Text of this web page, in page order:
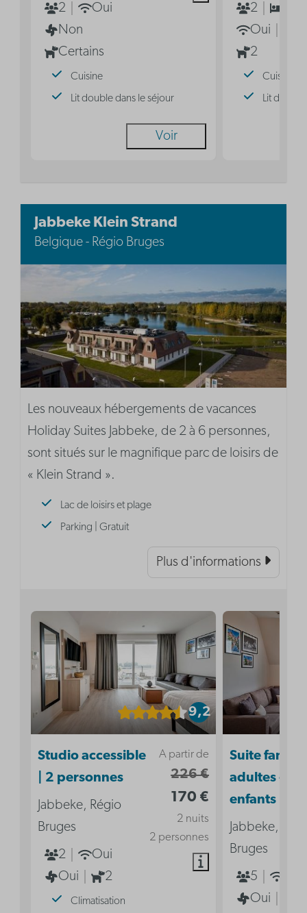
2
Oui
Non
Certains
Cuisine
Lit double dans le séjour
Voir
2
Oui
2
Cuisine
Lit
Jabbeke Klein Strand
Belgique - Régio Bruges
Les nouveaux hébergements de vacances
Holiday Suites Jabbeke, de 2 à 6 personnes,
sont situés sur le magnifique parc de loisirs de
« Klein Strand ».
Lac de loisirs et plage
Parking | Gratuit
Plus d'informations
9,2
A partir de
226 €
170 €
2 nuits
2 personnes
Studio accessible
| 2 personnes
Jabbeke, Régio
Bruges
2
Oui
Oui
2
Climatisation
Suite
adultes - 3
enfants
Jabbeke,
Bruges
5
Oui